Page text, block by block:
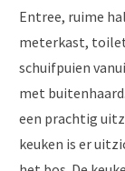
Entree, ruime
meterkast,
schuifpuien
met
een prachtig
keuken is er